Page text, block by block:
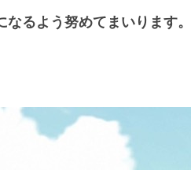
るよう努めてまいります